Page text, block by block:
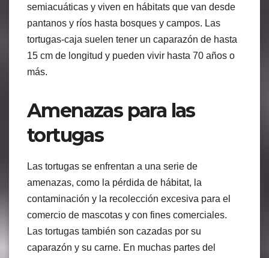
semiacuáticas y viven en hábitats que van desde
pantanos y ríos hasta bosques y campos. Las
tortugas-caja suelen tener un caparazón de hasta
15 cm de longitud y pueden vivir hasta 70 años o
más.
Amenazas para las
tortugas
Las tortugas se enfrentan a una serie de
amenazas, como la pérdida de hábitat, la
contaminación y la recolección excesiva para el
comercio de mascotas y con fines comerciales.
Las tortugas también son cazadas por su
caparazón y su carne. En muchas partes del